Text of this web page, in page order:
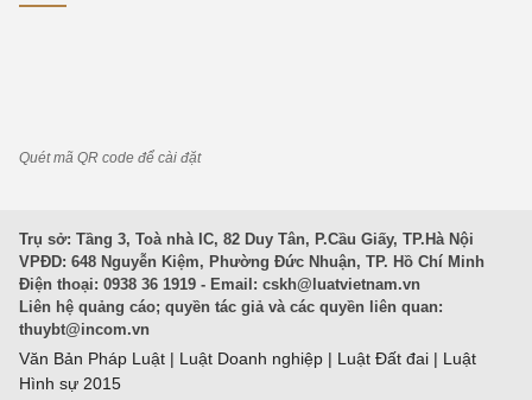
Quét mã QR code để cài đặt
Trụ sở: Tầng 3, Toà nhà IC, 82 Duy Tân, P.Cầu Giấy, TP.Hà Nội
VPĐD: 648 Nguyễn Kiệm, Phường Đức Nhuận, TP. Hồ Chí Minh
Điện thoại: 0938 36 1919 - Email: cskh@luatvietnam.vn
Liên hệ quảng cáo; quyền tác giả và các quyền liên quan:
thuybt@incom.vn
Văn Bản Pháp Luật | Luật Doanh nghiệp | Luật Đất đai | Luật
Hình sự 2015